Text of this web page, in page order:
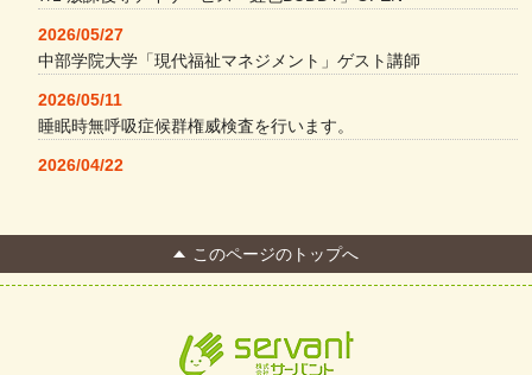
2026/05/27
中部学院大学「現代福祉マネジメント」ゲスト講師
2026/05/11
睡眠時無呼吸症候群権威検査を行います。
2026/04/22
FC Bombonera 岐阜県No.1このページのトップへ